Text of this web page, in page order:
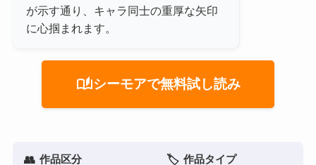
が示す通り、キャラ同士の重厚な矢印
に心掴まれます。
auto_storiesシーモアで無料試し読み
作品区分 作品タイプ